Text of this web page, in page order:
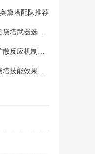
黛塔配队推荐
原神奥黛塔武器怎么选择 奥黛塔武器选择推荐
原神星扩散反应是什么 星扩散反应机制与特点介绍
原神奥黛塔技能强不强 奥黛塔技能效果介绍